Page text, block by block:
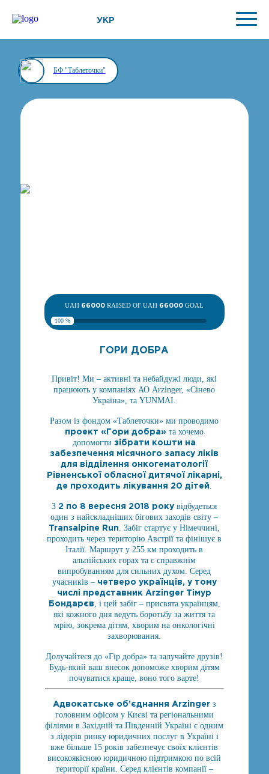
УКР
БФ "Таблеточки"
UAH 66000 RAISED OF UAH 66000 GOAL
100 %
ГОРИ ДОБРА
Привіт! Ми – активні та небайдужі люди, які
працюють у компаніях АО Arzinger, «Сінево
Україна», та YUNMAI.
Разом із фондом «Таблеточки» ми проводимо
проект «Гори добра» та хочемо
допомогтизібрати кошти на
забезпечення місячного запасу ліків
для відділення онкогематології
Рівненської обласної дитячої лікарні,
де проходить лікування 20 дітей.
З 2 по 8 вересня 2018 рокувідбудеться
один з найскладніших бігових заходів світу –
Transalpine Run. Забіг стартує у Німеччині,
проходить через територію Австрії та фінішує в
Італії. Маршрут у 255 км проходить в
альпійських горах та є справжнім
випробуванням для сильних духом. Серед
учасників – четверо українців, у тому
числі представник Arzinger Тімур
Бондарєв, і цей забіг – присвята українцям,
які кожного дня ведуть боротьбу за життя та
мрію, зокрема дітям, хворим на онкологічні
захворювання.
Долучайтеся до «Гір добра» та залучайте друзів!
Будь-який ваш внесок допоможе хворим дітям
почуватися краще, воно того варте!
Адвокатське об’єднання Arzinger з
головним офісом у Києві та регіональними
філіями в Західній та Південній Україні є одним
з лідерів ринку юридичних послуг в Україні і
вже більше 15 років забезпечує своїх клієнтів
високоякісною юридичною підтримкою по всій
території країни. Серед клієнтів компанії –